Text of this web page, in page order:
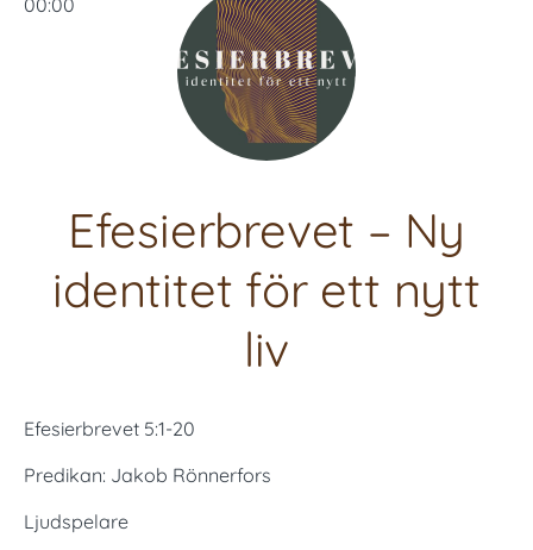
00:00
Efesierbrevet – Ny
identitet för ett nytt
liv
Efesierbrevet 5:1-20
Predikan: Jakob Rönnerfors
Ljudspelare